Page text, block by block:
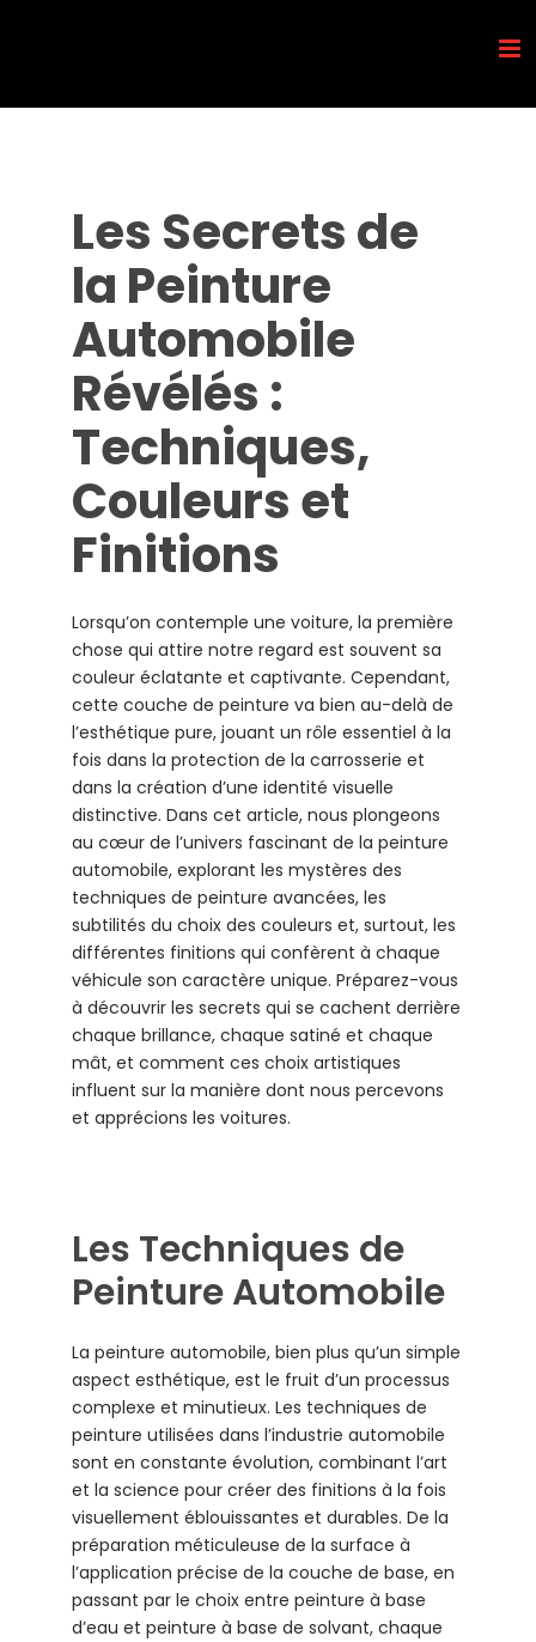
Les Secrets de
la Peinture
Automobile
Révélés :
Techniques,
Couleurs et
Finitions
Lorsqu’on contemple une voiture, la première
chose qui attire notre regard est souvent sa
couleur éclatante et captivante. Cependant,
cette couche de peinture va bien au-delà de
l’esthétique pure, jouant un rôle essentiel à la
fois dans la protection de la carrosserie et
dans la création d’une identité visuelle
distinctive. Dans cet article, nous plongeons
au cœur de l’univers fascinant de la peinture
automobile, explorant les mystères des
techniques de peinture avancées, les
subtilités du choix des couleurs et, surtout, les
différentes finitions qui confèrent à chaque
véhicule son caractère unique. Préparez-vous
à découvrir les secrets qui se cachent derrière
chaque brillance, chaque satiné et chaque
mât, et comment ces choix artistiques
influent sur la manière dont nous percevons
et apprécions les voitures.
Les Techniques de
Peinture Automobile
La peinture automobile, bien plus qu’un simple
aspect esthétique, est le fruit d’un processus
complexe et minutieux. Les techniques de
peinture utilisées dans l’industrie automobile
sont en constante évolution, combinant l’art
et la science pour créer des finitions à la fois
visuellement éblouissantes et durables. De la
préparation méticuleuse de la surface à
l’application précise de la couche de base, en
passant par le choix entre peinture à base
d’eau et peinture à base de solvant, chaque